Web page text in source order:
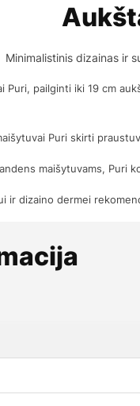
Minimalistinis dizainas ir
Puri, pailginti iki 19 cm
Puri skirti
maišytuvams, Puri
ir dizaino dermei